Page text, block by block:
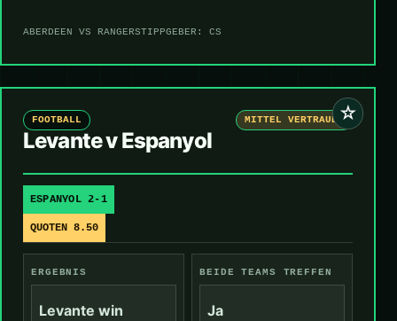
ABERDEEN VS RANGERSTIPPGEBER: CS
☆
FOOTBALL MITTEL VERTRAUEN
Levante v Espanyol
ESPANYOL 2-1
QUOTEN 8.50
ERGEBNIS
Levante win
BEIDE TEAMS TREFFEN
Ja